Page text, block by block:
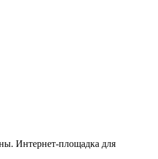
Интернет-площадка для